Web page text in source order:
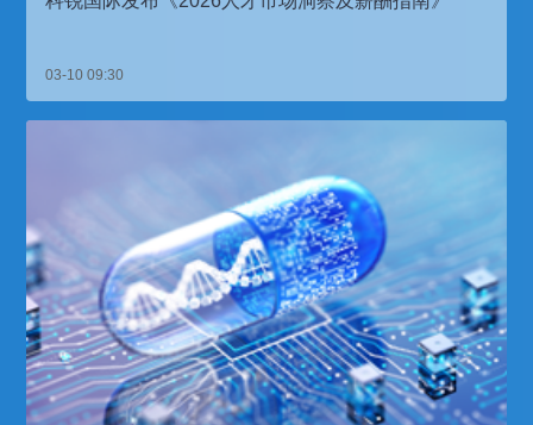
03-10 09:30